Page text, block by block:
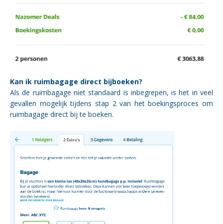
Kan ik ruimbagage direct bijboeken?
Als de ruimbagage niet standaard is inbegrepen, is het in veel
gevallen mogelijk tijdens stap 2 van het boekingsproces om
ruimbagage direct bij te boeken.